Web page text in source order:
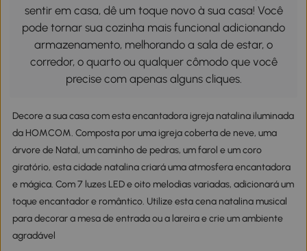
sentir em casa, dê um toque novo à sua casa! Você
pode tornar sua cozinha mais funcional adicionando
armazenamento, melhorando a sala de estar, o
corredor, o quarto ou qualquer cômodo que você
precise com apenas alguns cliques.
Decore a sua casa com esta encantadora igreja natalina iluminada
da HOMCOM. Composta por uma igreja coberta de neve, uma
árvore de Natal, um caminho de pedras, um farol e um coro
giratório, esta cidade natalina criará uma atmosfera encantadora
e mágica. Com 7 luzes LED e oito melodias variadas, adicionará um
toque encantador e romântico. Utilize esta cena natalina musical
para decorar a mesa de entrada ou a lareira e crie um ambiente
agradável